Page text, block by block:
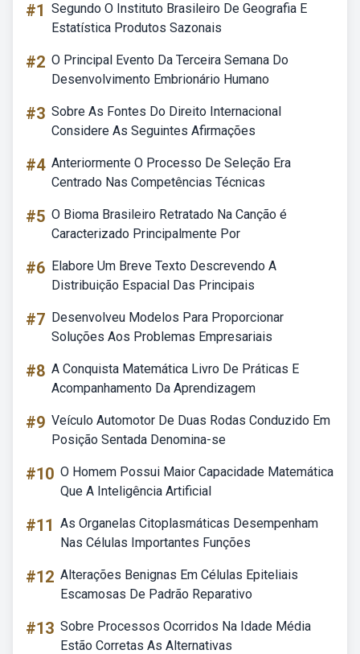
#1 Segundo O Instituto Brasileiro De Geografia E
Estatística Produtos Sazonais
#2 O Principal Evento Da Terceira Semana Do
Desenvolvimento Embrionário Humano
#3 Sobre As Fontes Do Direito Internacional
Considere As Seguintes Afirmações
#4 Anteriormente O Processo De Seleção Era
Centrado Nas Competências Técnicas
#5 O Bioma Brasileiro Retratado Na Canção é
Caracterizado Principalmente Por
#6 Elabore Um Breve Texto Descrevendo A
Distribuição Espacial Das Principais
#7 Desenvolveu Modelos Para Proporcionar
Soluções Aos Problemas Empresariais
#8 A Conquista Matemática Livro De Práticas E
Acompanhamento Da Aprendizagem
#9 Veículo Automotor De Duas Rodas Conduzido Em
Posição Sentada Denomina-se
#10 O Homem Possui Maior Capacidade Matemática
Que A Inteligência Artificial
#11 As Organelas Citoplasmáticas Desempenham
Nas Células Importantes Funções
#12 Alterações Benignas Em Células Epiteliais
Escamosas De Padrão Reparativo
#13 Sobre Processos Ocorridos Na Idade Média
Estão Corretas As Alternativas